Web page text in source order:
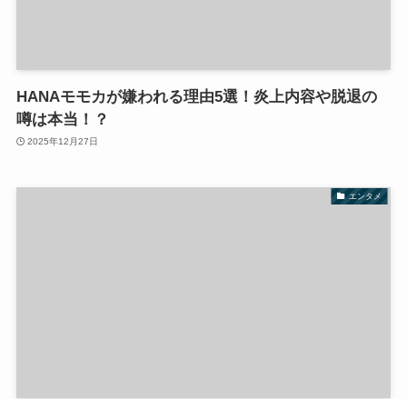
HANAモモカが嫌われる理由5選！炎上内容や脱退の
噂は本当！？
2025年12月27日
エンタメ